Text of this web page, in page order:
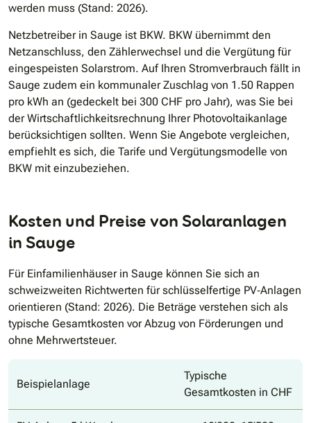
werden muss (Stand: 2026).
Netzbetreiber in Sauge ist BKW. BKW übernimmt den
Netzanschluss, den Zählerwechsel und die Vergütung für
eingespeisten Solarstrom. Auf Ihren Stromverbrauch fällt in
Sauge zudem ein kommunaler Zuschlag von 1.50 Rappen
pro kWh an (gedeckelt bei 300 CHF pro Jahr), was Sie bei
der Wirtschaftlichkeitsrechnung Ihrer Photovoltaikanlage
berücksichtigen sollten. Wenn Sie Angebote vergleichen,
empfiehlt es sich, die Tarife und Vergütungsmodelle von
BKW mit einzubeziehen.
Kosten und Preise von Solaranlagen
in Sauge
Für Einfamilienhäuser in Sauge können Sie sich an
schweizweiten Richtwerten für schlüsselfertige PV‐Anlagen
orientieren (Stand: 2026). Die Beträge verstehen sich als
typische Gesamtkosten vor Abzug von Förderungen und
ohne Mehrwertsteuer.
Beispielanlage
Typische
Gesamtkosten in CHF